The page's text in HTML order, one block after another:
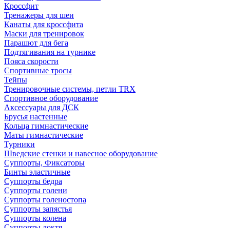
Кроссфит
Тренажеры для шеи
Канаты для кроссфита
Маски для тренировок
Парашют для бега
Подтягивания на турнике
Пояса скорости
Спортивные тросы
Тейпы
Тренировочные системы, петли TRX
Спортивное оборудование
Аксессуары для ДСК
Брусья настенные
Кольца гимнастические
Маты гимнастические
Турники
Шведские стенки и навесное оборудование
Суппорты, Фиксаторы
Бинты эластичные
Суппорты бедра
Суппорты голени
Суппорты голеностопа
Суппорты запястья
Суппорты колена